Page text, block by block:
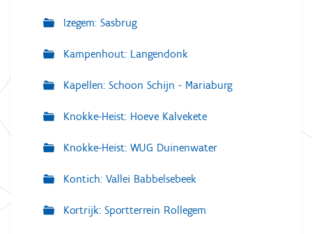
Izegem: Sasbrug
Kampenhout: Langendonk
Kapellen: Schoon Schijn - Mariaburg
Knokke-Heist: Hoeve Kalvekete
Knokke-Heist: WUG Duinenwater
Kontich: Vallei Babbelsebeek
Kortrijk: Sportterrein Rollegem